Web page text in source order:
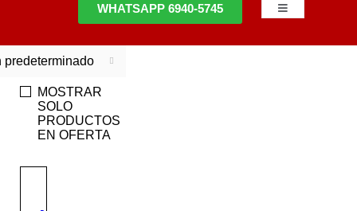
WHATSAPP 6940-5745
predeterminado
MOSTRAR
SOLO
PRODUCTOS
EN OFERTA